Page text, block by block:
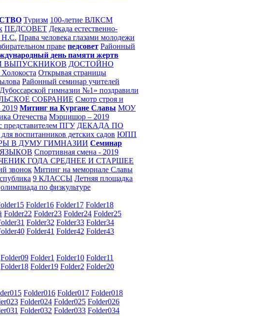
Туризм 100-летие ВЛКСМ
ПЕДСОВЕТ Декада естественно-
Права человека глазами молодежи
праве педсовет Районный
день памяти жертв
ВЫПУСКНИКОВ ДОСТОЙНО
Открывая страницы
Районный семинар учителей
гимназии №1» поздравили
СОБРАНИЕ Смотр строя и
Митинг на Кургане Славы МОУ
Отечества Мэрцишор – 2019
представителем ПГУ ДЕКАДА ПО
воспитанников детских садов ЮПП
В ДУМУ ГИМНАЗИИ Семинар
Спортивная смена - 2019
ГОДА СРЕДНЕЕ И СТАРШЕЕ
звонок Митинг на мемориале Славы
9 КЛАССЫ Летняя площадка
олимпиада по физкультуре
Folder16 Folder17 Folder18
Folder22 Folder23 Folder24 Folder25
Folder32 Folder33 Folder34
Folder41 Folder42 Folder43
Folder09 Folder1 Folder10 Folder11
Folder18 Folder19 Folder2 Folder20
Folder016 Folder017 Folder018
Folder024 Folder025 Folder026
Folder032 Folder033 Folder034